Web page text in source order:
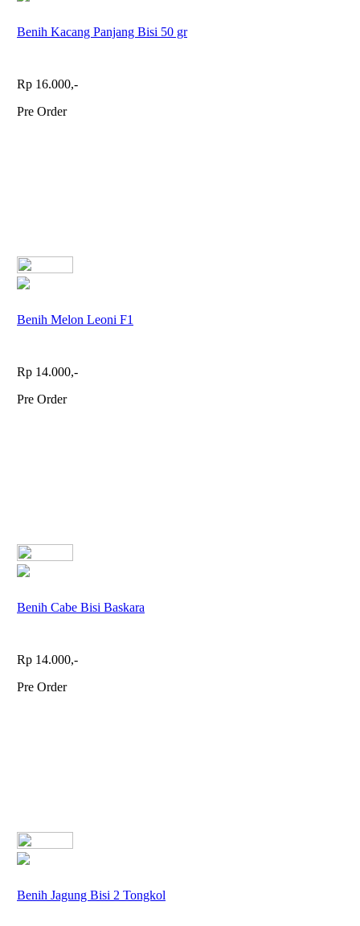
Benih Kacang Panjang Bisi 50 gr
Rp 16.000,-
Pre Order
Benih Melon Leoni F1
Rp 14.000,-
Pre Order
Benih Cabe Bisi Baskara
Rp 14.000,-
Pre Order
Benih Jagung Bisi 2 Tongkol